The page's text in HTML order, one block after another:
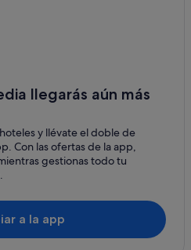
Órzola
en Órzola
llegarás aún más
y llévate el doble de
Con las ofertas de la app,
gestionas todo tu
a la app